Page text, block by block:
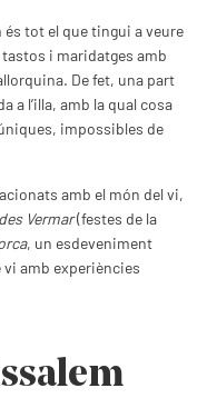
tot el que tingui a veure
i maridatges amb
De fet, una part
a l’illa, amb la qual cosa
impossibles de
amb el món del vi,
Vermar(festes de la
, un esdeveniment
amb experiències